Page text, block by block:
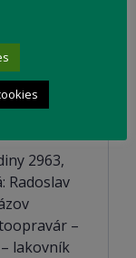
2963,
Radoslav
–
lakovník